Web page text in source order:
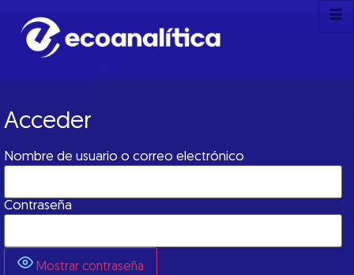
Acceder
Nombre de usuario o correo electrónico
Contraseña
Mostrar contraseña